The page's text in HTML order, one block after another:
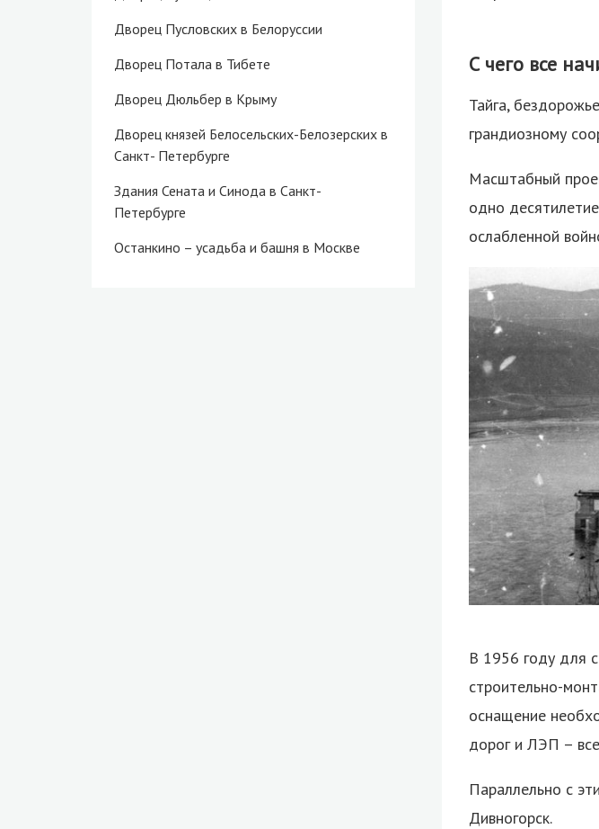
С чего все
Тайга,
грандиозному
Масштабный
одно
ослабленной
В 1956 году для
строительно-
оснащение
дорог и ЛЭП –
Параллельно с
Дивногорск.
Дворец Пусловских в Белоруссии
Дворец Потала в Тибете
Дворец Дюльбер в Крыму
Дворец князей Белосельских-Белозерских в
Санкт- Петербурге
Здания Сената и Синода в Санкт-
Петербурге
Останкино – усадьба и башня в Москве